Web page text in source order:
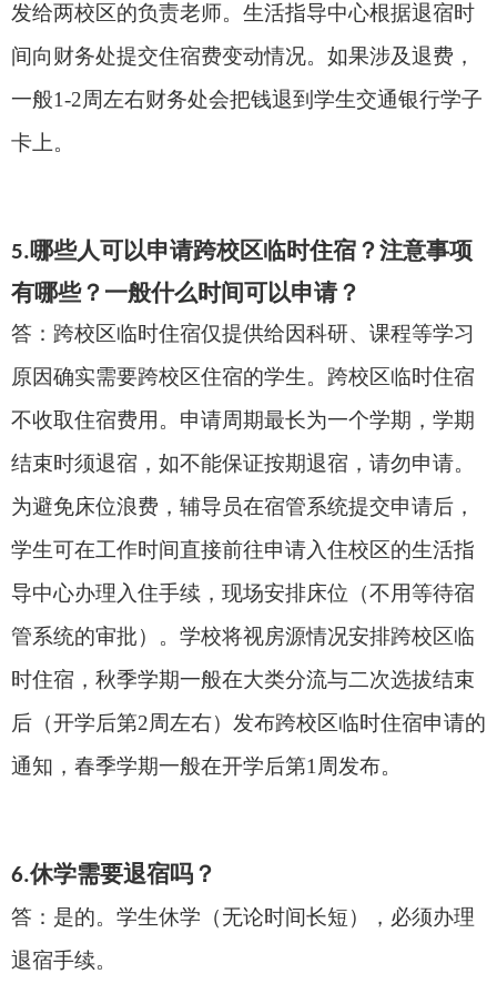
发给两校区的负责老师。生活指导中心根据退宿时
间向财务处提交住宿费变动情况。如果涉及退费，
一般1-2周左右财务处会把钱退到学生交通银行学子
卡上。
5.哪些人可以申请跨校区临时住宿 ？注意事项
有哪些？一般什么时间可以申请？
答：跨校区临时住宿仅提供给因科研、课程等学习
原因确实需要跨校区住宿的学生。跨校区临时住宿
不收取住宿费用。 申请周期最长为一个学期，学期
结束时须退宿 ， 如不能保证按期退宿， 请勿申请。
为避免床位浪费，辅导员在宿管系统提交申请后，
学生可在工作时间直接前往申请入住校区的生活指
导中心办理入住手续 ，现场安排床位 （不用等待宿
管系统的审批） 。 学校将视房源情况安排跨校区临
时住宿，秋季学期一般在大类分流与二次选拔结束
后（开学后第2周左右）发布跨校区临时住宿申请的
通知，春季学期一般在开学后第1 周发布。
6.休学需要退宿吗？
答：是的。学生休学（无论时间长短），必须办理
退宿手续。